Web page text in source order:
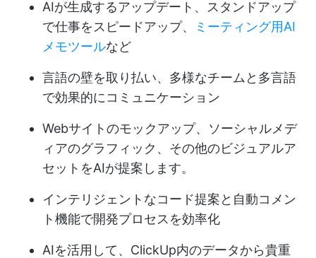
AIが生成するアップデート、スタンドアップ
で仕事をスピードアップ、
ミーティング用AI
メモツールなど
言語の壁を取り払い、多様なチームと多言語
で効果的にコミュニケーション
Webサイトのモックアップ、ソーシャルメデ
ィアのグラフィック、その他のビジュアルア
セットをAIが提案します。
インテリジェントなコード提案と自動コメン
ト機能で開発プロセスを効率化
AIを活用して、ClickUp内のデータから貴重